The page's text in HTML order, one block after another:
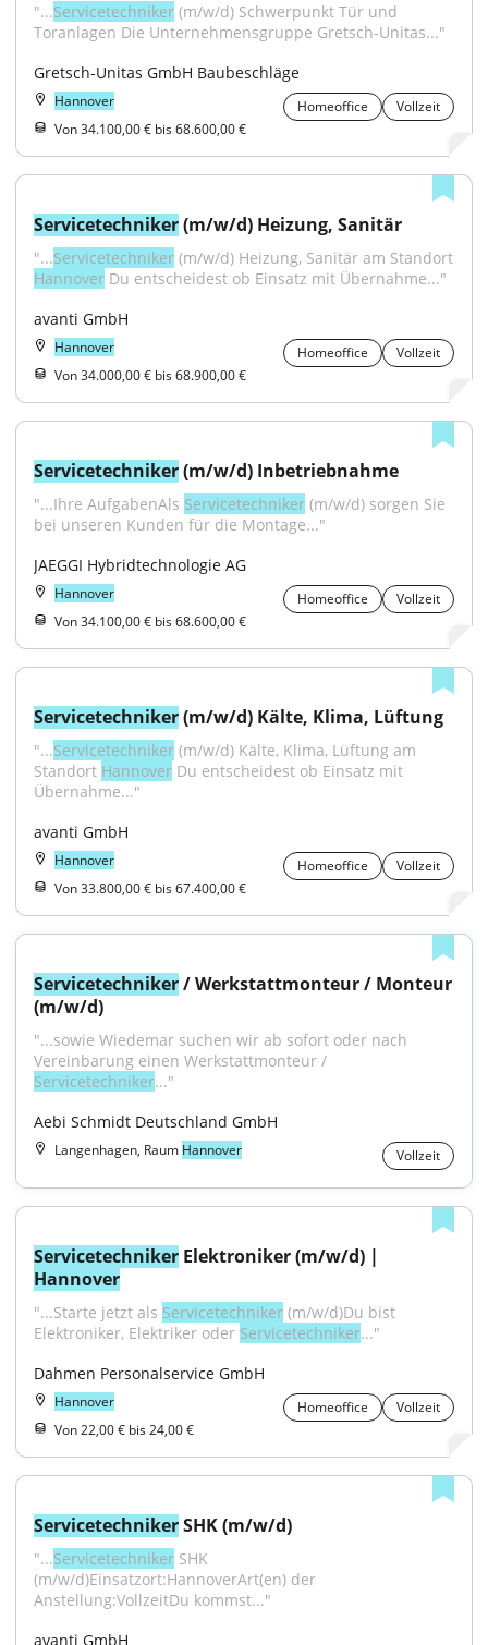
"...Servicetechniker (m/w/d) Schwerpunkt Tür und
Toranlagen Die Unternehmensgruppe Gretsch-Unitas..."
Gretsch-Unitas GmbH Baubeschläge
Hannover Homeoffice
Vollzeit
Von 34.100,00 € bis 68.600,00 €
Servicetechniker (m/w/d) Heizung, Sanitär
"...Servicetechniker
Hannover Du entscheidest ob Einsatz mit Übernahme..."
avanti GmbH
Hannover Homeoffice
Vollzeit
Von 34.000,00 € bis 68.900,00 €
Servicetechniker (m/w/d) Inbetriebnahme
"...Ihre AufgabenAls Servicetechniker (m/w/d) sorgen Sie
bei unseren Kunden für die Montage..."
JAEGGI Hybridtechnologie AG
Hannover Homeoffice
Vollzeit
Von 34.100,00 € bis 68.600,00 €
Servicetechniker (m/w/d) Kälte, Klima, Lüftung
"...Servicetechniker (m/w/d) Kälte, Klima, Lüftung am
Standort Hannover Du entscheidest ob Einsatz mit
Übernahme..."
avanti GmbH
Hannover Homeoffice
Vollzeit
Von 33.800,00 € bis 67.400,00 €
Servicetechniker / Werkstattmonteur / Monteur
(m/w/d)
"...sowie Wiedemar suchen wir ab sofort oder nach
Servicetechniker..."
Aebi Schmidt Deutschland GmbH
Langenhagen, Raum Hannover Vollzeit
Servicetechniker
Hannover
"...Starte jetzt als Servicetechniker (m/w/d)Du bist
Elektroniker, Elektriker oder Servicetechniker..."
Dahmen Personalservice GmbH
Hannover Homeoffice
Vollzeit
Von 22,00 € bis 24,00 €
Servicetechniker SHK (m/w/d)
"...Servicetechniker SHK
(m/w/d)Einsatzort:HannoverArt(en) der
Anstellung:VollzeitDu kommst..."
avanti GmbH